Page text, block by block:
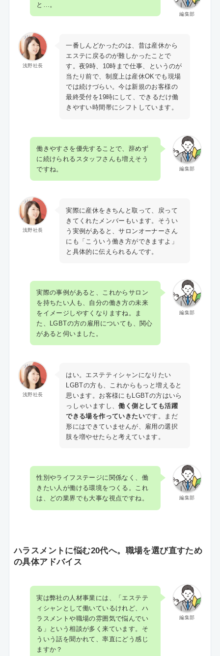
編集部
と…。
浅野社長
一番しんどかったのは、昔は産休から
エステに戻るのが難しかったことで
す。夜9時、10時まで仕事、というのが
当たり前で、制度上は産休OKでも現場
では続けづらい。今は新規のお客様の
最終受付を19時にして、できるだけ働
きやすい時間帯にシフトしています。
編集部
働きやすさを優先することで、辞めず
に続けられるスタッフさんも増えそう
ですね。
浅野社長
実際に産休をきちんと取って、戻って
きてくれたメンバーもいます。そうい
う実例があると、サロンオーナーさん
にも「こういう働き方ができますよ」
と具体的に伝えられるんです。
編集部
実際の事例があると、これからサロン
を持ちたい人も、自分の働き方の未来
をイメージしやすくなりますね。ま
た、LGBTの方の雇用についても、関心
があると伺いました。
浅野社長
はい。エステティシャンになりたい
LGBTの方も、これからもっと増えると
思います。お客様にもLGBTの方はいら
っしゃいますし、働く側としても活躍
できる場を作っていきたいです。まだ
形にはできていませんが、雇用の選択
肢を増やせたらと考えています。
編集部
性別やライフステージに関係なく、働
きたい人が働ける環境をつくる。これ
は、どの業界でも大事な視点ですね。
ハラスメントに悩む20代へ。職場を選び直すため
の具体アドバイス
編集部
実は弊社の人材事業には、「エステテ
ィシャンとして働いているけれど、ハ
ラスメントや職場の雰囲気で悩んでい
る」という相談が多く来ています。そ
ういう話を聞かれて、率直にどう感じ
ますか？